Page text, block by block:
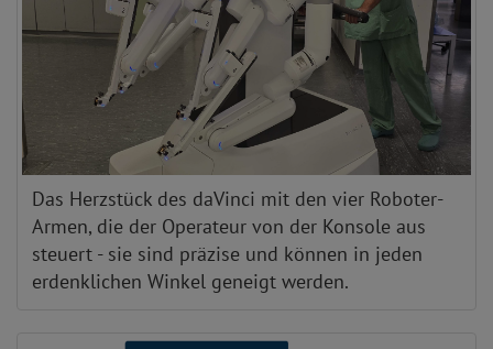
Das Herzstück des daVinci mit den vier Roboter-
Armen, die der Operateur von der Konsole aus
steuert - sie sind präzise und können in jeden
erdenklichen Winkel geneigt werden.